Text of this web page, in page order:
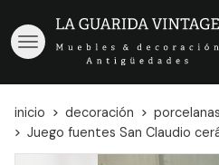
inicio decoración
Juego fuentes San Claudio